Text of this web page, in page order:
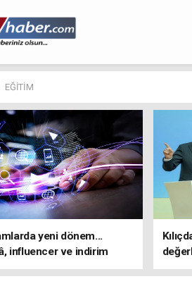
EĞİTİM
yeni dönem...
influencer ve indirim
sıkı kurallar